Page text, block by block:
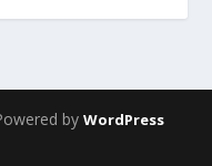
by WordPress